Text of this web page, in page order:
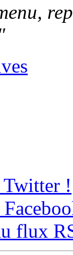
Twitter !
flux